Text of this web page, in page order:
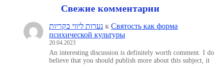
Свежие комментарии
נערות ליווי בקריות к Святость как форма
психической культуры
20.04.2023
An interesting discussion is definitely worth comment. I do
believe that you should publish more about this subject, it